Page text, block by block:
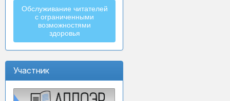
Обслуживание читателей
с ограниченными
возможностями
здоровья
Участник